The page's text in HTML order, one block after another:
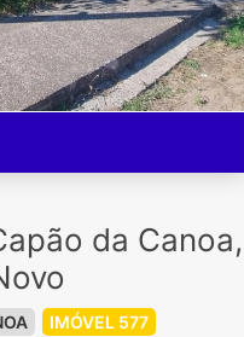
da Canoa,
IMÓVEL 577